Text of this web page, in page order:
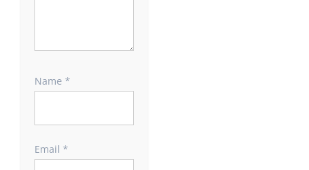
Name *
Email *